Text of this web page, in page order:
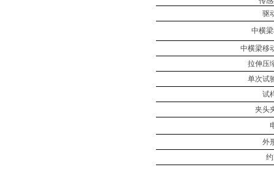
驱
中横
中横梁移
拉伸压
单次试
试
夹头
外